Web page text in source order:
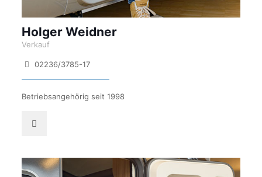
Holger Weidner
Verkauf
02236/3785-17
Betriebsangehörig seit 1998